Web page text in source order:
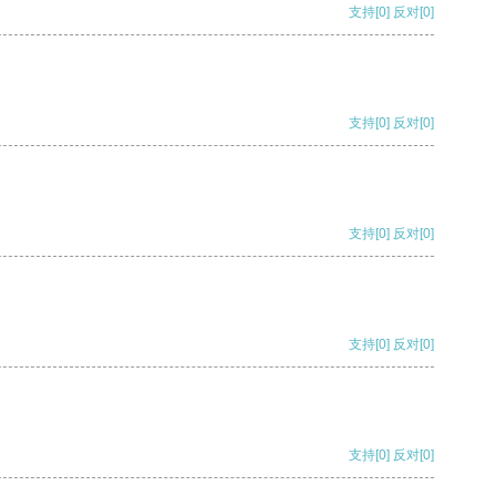
支持[0] 反对[0]
支持[0] 反对[0]
支持[0] 反对[0]
支持[0] 反对[0]
支持[0] 反对[0]